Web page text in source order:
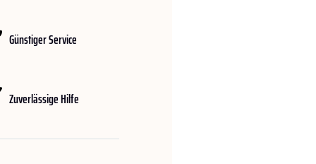
Günstiger Service
Zuverlässige Hilfe